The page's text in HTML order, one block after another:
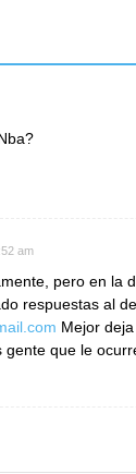
am
pero en la
respuestas al
Mejor
que le